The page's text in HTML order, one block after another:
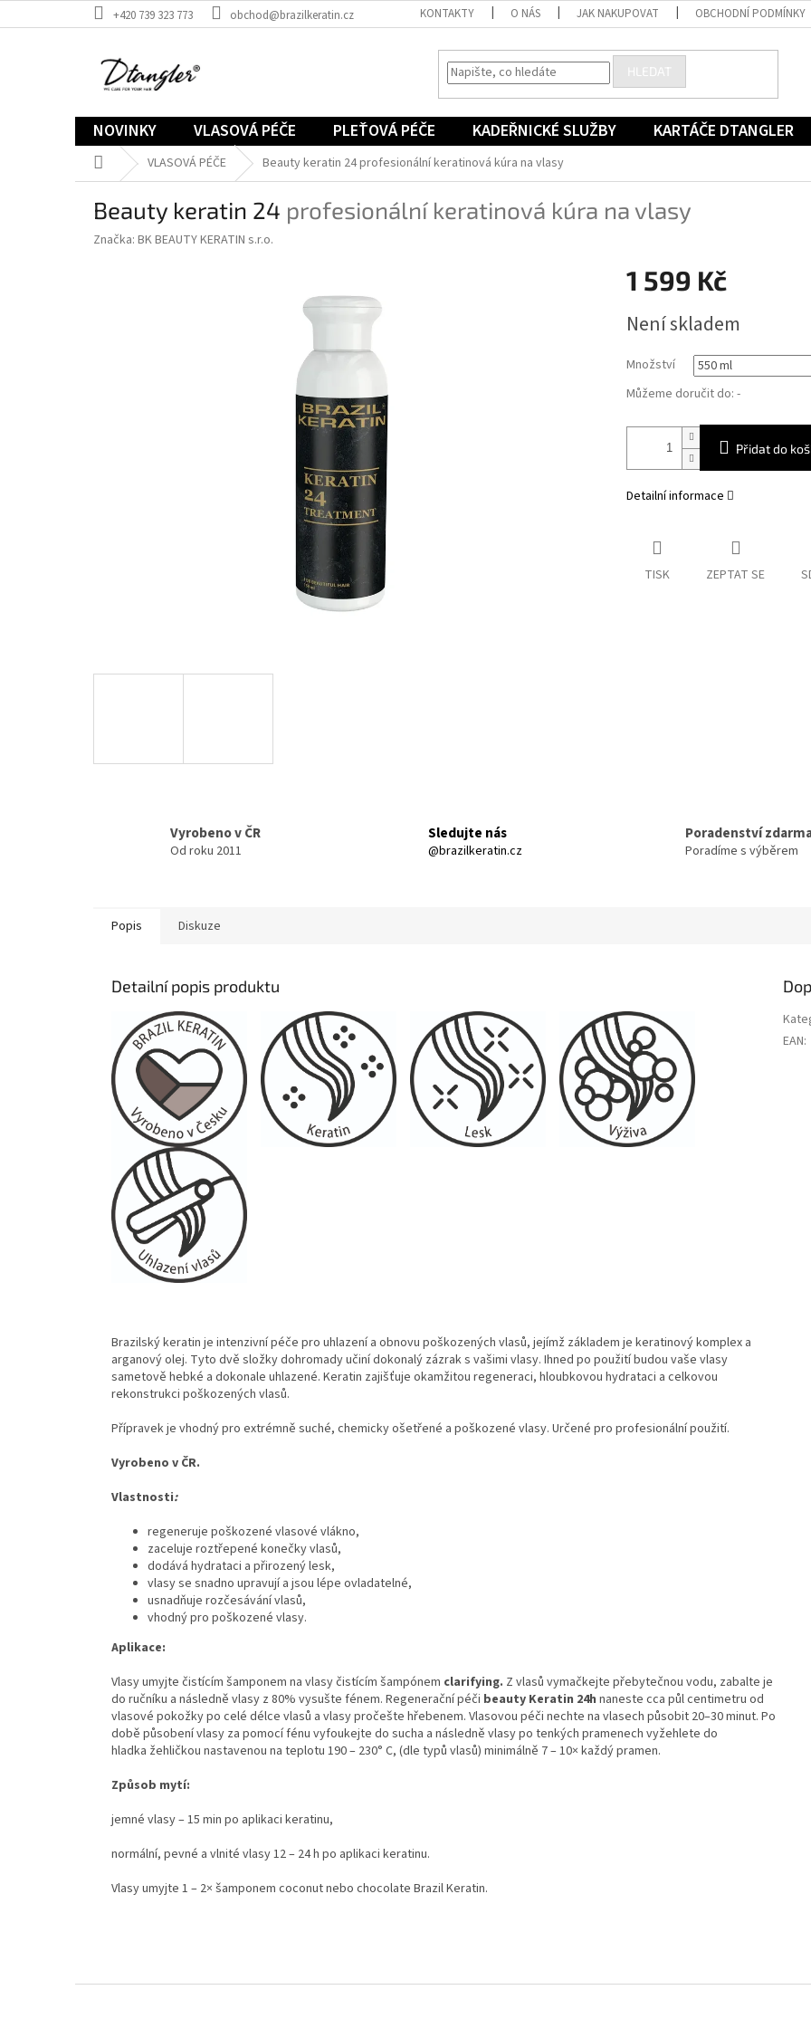
na
+420 739 323 773 obchod@brazilkeratin.cz KONTAKTY O NÁS JAK NAKUPOVAT OBCHODNÍ PODMÍNKY
HLEDAT
NOVINKY VLASOVÁ PÉČE PLEŤOVÁ PÉČE KADEŘNICKÉ SLUŽBY KARTÁČE DTANGLER
Domů VLASOVÁ PÉČE Beauty keratin 24profesionální keratinová kúra na vlasy
Beauty keratin 24 profesionální keratinová kúra na vlasy
Značka: BK BEAUTY KERATIN s.r.o.
1 599 Kč
cena:
Není skladem
Množství
Můžeme doručit do: -
Přidat do
Detailní informace
TISK ZEPTAT SE
Vyrobeno v ČR
Od roku 2011
Sledujte nás
@brazilkeratin.cz
Poradenství
Poradíme s výběrem
Popis Diskuze
Detailní popis produktu
Brazilský keratin je intenzivní péče pro uhlazení a obnovu poškozených vlasů, jejímž základem je keratinový komplex a
arganový olej. Tyto dvě složky dohromady učiní dokonalý zázrak s vašimi vlasy. Ihned po použití budou vaše vlasy
sametově hebké a dokonale uhlazené. Keratin zajišťuje okamžitou regeneraci, hloubkovou hydrataci a celkovou
rekonstrukci poškozených vlasů.
Přípravek je vhodný pro extrémně suché, chemicky ošetřené a poškozené vlasy. Určené pro profesionální použití.
Vyrobeno v ČR.
Vlastnosti:
regeneruje poškozené vlasové vlákno,
zaceluje roztřepené konečky vlasů,
dodává hydrataci a přirozený lesk,
vlasy se snadno upravují a jsou lépe ovladatelné,
usnadňuje rozčesávání vlasů,
vhodný pro poškozené vlasy.
Aplikace:
Vlasy umyjte čistícím šamponem na vlasy čistícím šampónem clarifying. Z vlasů vymačkejte přebytečnou vodu, zabalte je
do ručníku a následně vlasy z 80% vysušte fénem. Regenerační péči beauty Keratin 24h naneste cca půl centimetru od
vlasové pokožky po celé délce vlasů a vlasy pročešte hřebenem. Vlasovou péči nechte na vlasech působit 20–30 minut. Po
době působení vlasy za pomocí fénu vyfoukejte do sucha a následně vlasy po tenkých pramenech vyžehlete do
hladka žehličkou nastavenou na teplotu 190 – 230° C, (dle typů vlasů) minimálně 7 – 10× každý pramen.
Způsob mytí:
jemné vlasy – 15 min po aplikaci keratinu,
normální, pevné a vlnité vlasy 12 – 24 h po aplikaci keratinu.
Vlasy umyjte 1 – 2× šamponem coconut nebo chocolate Brazil Keratin.
EAN: